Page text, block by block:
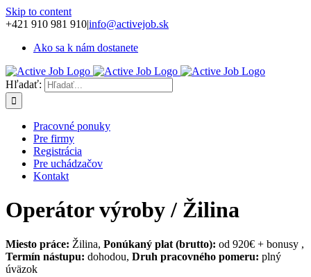
Skip to content
+421 910 981 910|info@activejob.sk
Ako sa k nám dostanete
Hľadať:
Pracovné ponuky
Pre firmy
Registrácia
Pre uchádzačov
Kontakt
Operátor výroby / Žilina
Miesto práce: Žilina, Ponúkaný plat (brutto): od 920€ + bonusy ,
Termín nástupu: dohodou, Druh pracovného pomeru: plný
úväzok